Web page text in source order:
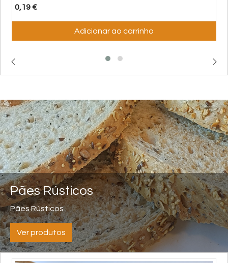
0,19 €
Adicionar ao carrinho
Pães Rústicos
Pães Rústicos
Ver produtos